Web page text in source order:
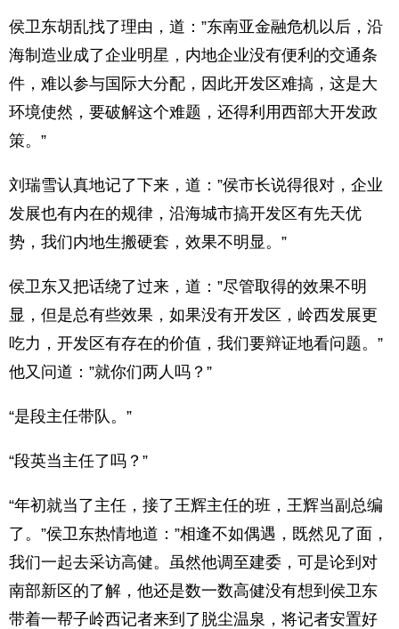
侯卫东胡乱找了理由，道：”东南亚金融危机以后，沿
海制造业成了企业明星，内地企业没有便利的交通条
件，难以参与国际大分配，因此开发区难搞，这是大
环境使然，要破解这个难题，还得利用西部大开发政
策。”
刘瑞雪认真地记了下来，道：”侯市长说得很对，企业
发展也有内在的规律，沿海城市搞开发区有先天优
势，我们内地生搬硬套，效果不明显。”
侯卫东又把话绕了过来，道：”尽管取得的效果不明
显，但是总有些效果，如果没有开发区，岭西发展更
吃力，开发区有存在的价值，我们要辩证地看问题。”
他又问道：”就你们两人吗？”
“是段主任带队。”
“段英当主任了吗？”
“年初就当了主任，接了王辉主任的班，王辉当副总编
了。”侯卫东热情地道：”相逢不如偶遇，既然见了面，
我们一起去采访高健。虽然他调至建委，可是论到对
南部新区的了解，他还是数一数高健没有想到侯卫东
带着一帮子岭西记者来到了脱尘温泉，将记者安置好